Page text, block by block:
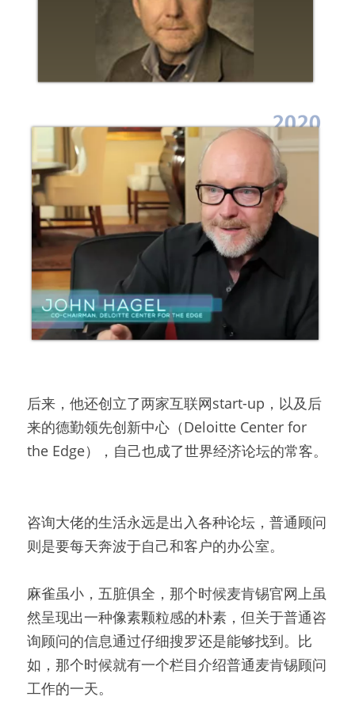
后来，他还创立了两家互联网start-up，以及后
来的德勤领先创新中心（Deloitte Center for
the Edge），自己也成了世界经济论坛的常客。
咨询大佬的生活永远是出入各种论坛，普通顾问
则是要每天奔波于自己和客户的办公室。
麻雀虽小，五脏俱全，那个时候麦肯锡官网上虽
然呈现出一种像素颗粒感的朴素，但关于普通咨
询顾问的信息通过仔细搜罗还是能够找到。比
如，那个时候就有一个栏目介绍普通麦肯锡顾问
工作的一天。